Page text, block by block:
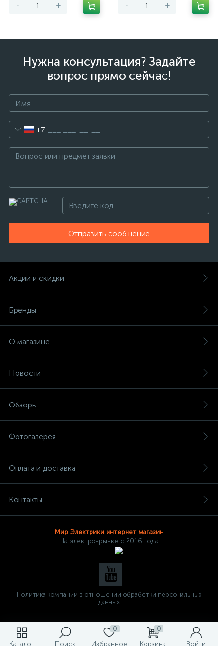
Каталог Поиск
0
Избранное
0
Корзина
Войти
- + - +
Нужна консультация? Задайте
вопрос прямо сейчас!
+7
Отправить сообщение
Акции и скидки
Бренды
О магазине
Новости
Обзоры
Фотогалерея
Оплата и доставка
Контакты
Мир Электрики интернет магазин
На электро-рынке с 2016 года
Политика компании в отношении обработки персональных
данных